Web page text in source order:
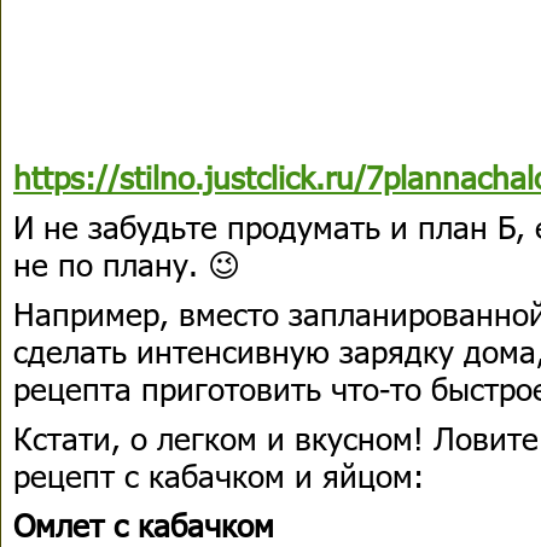
https://stilno.justclick.ru/
И не забудьте продумать и план Б,
не по плану. 😉
Например, вместо
сделать интенсивную зарядку
рецепта приготовить что-то
Кстати, о легком и вкусном!
рецепт с кабачком и яйцом:
Омлет с кабачком